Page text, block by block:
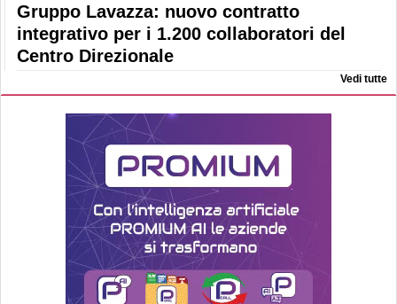
Gruppo Lavazza: nuovo contratto
integrativo per i 1.200 collaboratori del
Centro Direzionale
Vedi tutte